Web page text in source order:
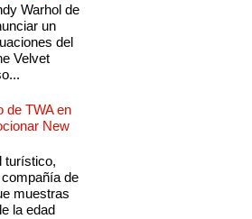
Warhol de
un
del
Velvet
de TWA en
New
turístico,
de
muestras
la edad